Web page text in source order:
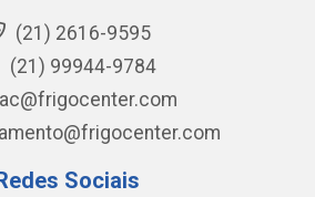
(21) 2616-9595
(21) 99944-9784
Sociais